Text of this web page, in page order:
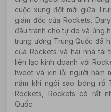
cuộc xung đột mới giữa
giám đốc của Rockets,
đấu tranh cho tự do và ủng
trung ương Trung Quốc đã
của Rockets và hai nhà tài
liên lạc kinh doanh với
tweet và xin lỗi người hâm
năm khi ngôi sao bóng rổ
Rockets, Rockets có rất
Quốc.